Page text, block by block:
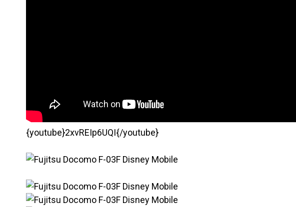
{youtube}2xvREIp6UQI{/youtube}